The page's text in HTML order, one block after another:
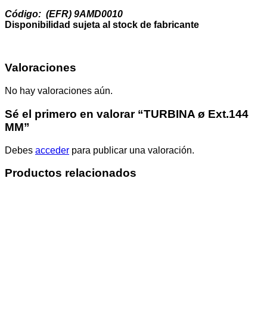
Código: (EFR) 9AMD0010
Disponibilidad sujeta al stock de fabricante
Valoraciones
No hay valoraciones aún.
Sé el primero en valorar “TURBINA ø Ext.144
MM”
Debes acceder para publicar una valoración.
Productos relacionados